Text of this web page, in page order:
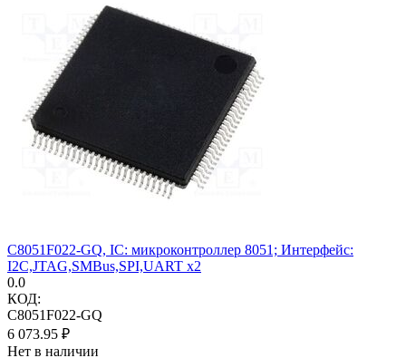
C8051F022-GQ, IC: микроконтроллер 8051; Интерфейс:
I2C,JTAG,SMBus,SPI,UART x2
0.0
КОД:
C8051F022-GQ
6 073.95 ₽
Нет в наличии